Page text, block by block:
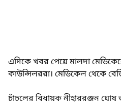
এদিকে খবর পেয়ে মালদা
কাউন্সিলররা। মেডিকেল থেকে
চাঁচলের বিধায়ক নীহাররঞ্জন ঘোষ